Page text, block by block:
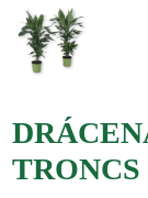
TRONCS